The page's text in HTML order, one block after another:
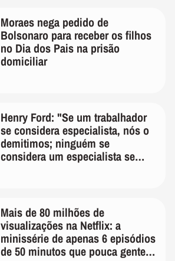
Moraes nega pedido de
Bolsonaro para receber os filhos
no Dia dos Pais na prisão
domiciliar
Henry Ford: "Se um trabalhador
se considera especialista, nós o
demitimos; ninguém se
considera um especialista se
Mais de 80 milhões de
visualizações na Netflix: a
minissérie de apenas 6 episódios
de 50 minutos que pouca gente